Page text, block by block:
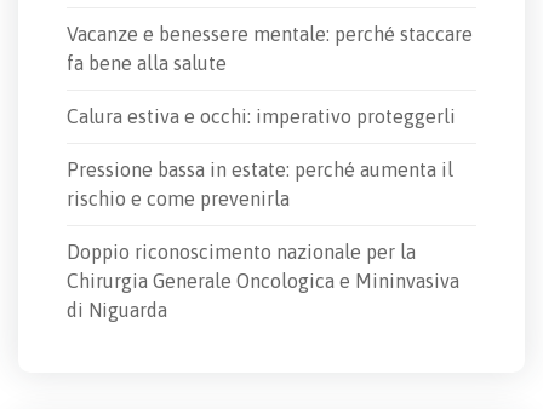
Vacanze e benessere mentale: perché staccare
fa bene alla salute
Calura estiva e occhi: imperativo proteggerli
Pressione bassa in estate: perché aumenta il
rischio e come prevenirla
Doppio riconoscimento nazionale per la
Chirurgia Generale Oncologica e Mininvasiva
di Niguarda